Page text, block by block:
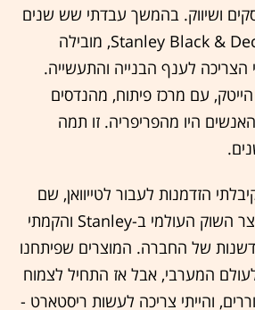
ושיווק. בהמשך עבדתי שש שנים
כמנכ"לית חברת Stanley Black & Decker, מובילה
הצריכה לענף הבנייה והתעשייה.
עם מרכז פיתוח, מהנדסים
היו מהפריפריה. זו תמה
הזדמנות לעבור לטייוואן, שם
כיהנתי כסמנכ"לית מוצר השוק העולמי ב-Stanley והקמתי
של החברה. המוצרים שפיתחנו
המערבי, אבל אז התחיל לצמוח
והייתי צריכה לעשות ריסטארט -